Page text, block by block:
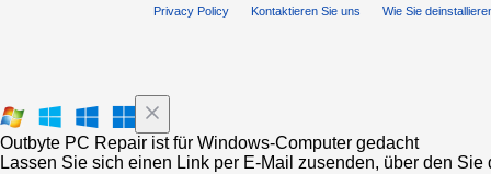
Privacy Policy Kontaktieren Sie uns Wie Sie
Outbyte PC Repair ist für Windows-Computer gedacht
Lassen Sie sich einen Link per E-Mail zusenden, über den